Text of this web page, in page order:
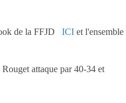
de la FFJD ICI et l'ensemble
attaque par 40-34 et